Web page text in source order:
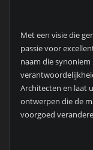
Met een visie die
passie voor
naam die
Architecten en laat
ontwerpen die de
voorgoed